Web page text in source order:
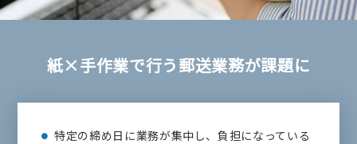
紙×手作業で行う郵送業務が課題に
特定の締め日に業務が集中し、負担になっている